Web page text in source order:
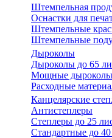
Штемпельная
Оснастки для
Штемпельные
Штемпельные
Дыроколы
Дыроколы до 65
Мощные дыроколы
Расходные
Канцелярские
Антистеплеры
Степлеры до 25
Стандартные до 40